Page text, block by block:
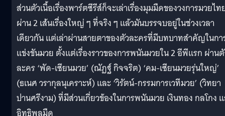
ส่วนตัวเนื้อเรื่องพาร์ตซีรีส์ก็จะเล่าเรื่องมุมมืดของวงการมวยไท
ผ่าน 2 เส้นเรื่องใหญ่ ๆ ที่จริง ๆ แล้วมันบรรจบอยู่ในช่วงเวลา
เดียวกัน แต่เล่าผ่านสายตาของตัวละครที่มีบทบาทสำคัญในกา
แข่งขันมวย ตั้งแต่เรื่องราวของการพนันมวยใน 2 อีพีแรก ผ่าน
ละคร ‘พัด-เซียนมวย’ (ณัฏฐ์ กิจจริต) ‘คม-เซียนมวยรุ่นใหญ่’
(ธเนศ วรากุลนุเคราะห์) และ ‘วิรัตน์-กรรมการเวทีมวย’ (วิทยา
ปานศรีงาม) ที่มีส่วนเกี่ยวข้องในการพนันมวย เงินทอง กลโกง